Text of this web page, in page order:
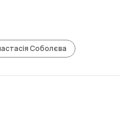
Соболєва